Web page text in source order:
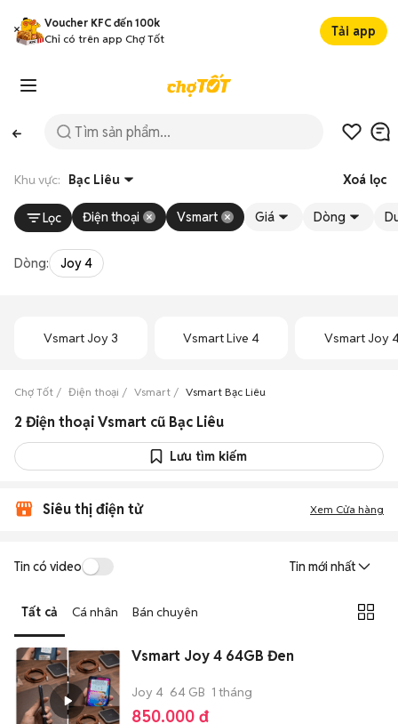
Voucher KFC đến 100k
Chỉ có trên app Chợ Tốt
Tải app
Khu vực: Bạc Liêu Xoá lọc
Lọc Điện thoại Vsmart Giá Dòng
Dòng: Joy 4
Vsmart Joy 3 Vsmart Live 4 Vsmart Joy
Chợ Tốt Điện thoại Vsmart Vsmart Bạc Liêu
2 Điện thoại Vsmart cũ Bạc Liêu
Lưu tìm kiếm
Siêu thị điện tử Xem Cửa hàng
Tin có video Tin mới nhất
Tất cả Cá nhân Bán chuyên
Vsmart Joy 4 64GB Đen
Joy 4 64 GB 1 tháng
850.000 đ